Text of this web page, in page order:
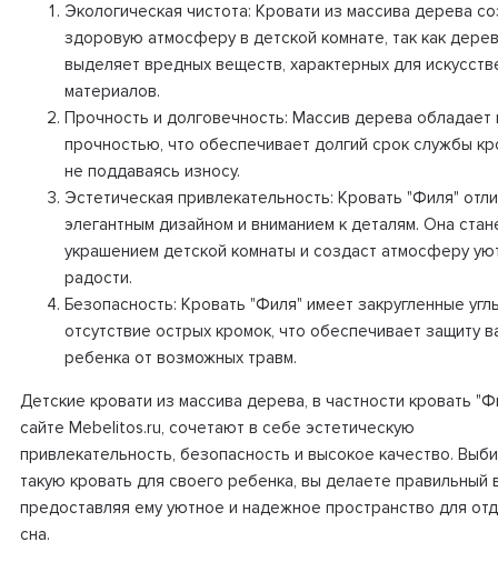
Экологическая чистота: Кровати из массива дерева
здоровую атмосферу в детской комнате, так как
выделяет вредных веществ, характерных для
материалов.
Прочность и долговечность: Массив дерева обладает
прочностью, что обеспечивает долгий срок службы
не поддаваясь износу.
Эстетическая привлекательность: Кровать "Филя"
элегантным дизайном и вниманием к деталям. Она
украшением детской комнаты и создаст атмосферу
радости.
Безопасность: Кровать "Филя" имеет закругленные
отсутствие острых кромок, что обеспечивает защиту
ребенка от возможных травм.
Детские кровати из массива дерева, в частности кровать
сайте Mebelitos.ru, сочетают в себе эстетическую
привлекательность, безопасность и высокое качество.
такую кровать для своего ребенка, вы делаете правильный
предоставляя ему уютное и надежное пространство для
сна.